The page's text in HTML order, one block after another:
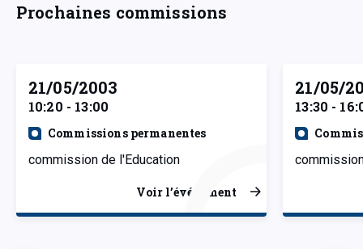
Prochaines commissions
21/05/2003
10:20 - 13:00
Commissions permanentes
commission de l'Education
Voir l’événement
21/05/
13:30 -